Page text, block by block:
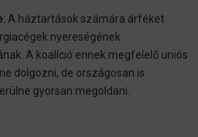
: A háztartások számára árféket
nyereségének
A koalíció ennek megfelelő uniós
dolgozni, de országosan is
gyorsan megoldani.